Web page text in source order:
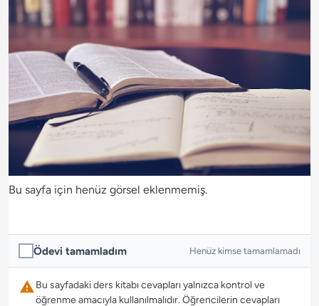
Bu sayfa için henüz görsel eklenmemiş.
Ödevi tamamladım Henüz kimse tamamlamadı
Bu sayfadaki ders kitabı cevapları yalnızca kontrol ve
öğrenme amacıyla kullanılmalıdır. Öğrencilerin cevapları